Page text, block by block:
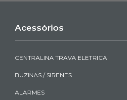
Acessórios
CENTRALINA TRAVA ELETRICA
BUZINAS / SIRENES
ALARMES